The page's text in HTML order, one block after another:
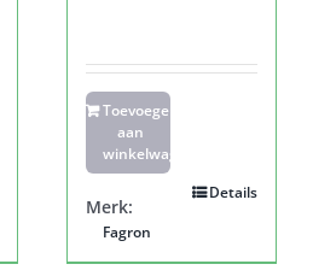
Toevoegen
aan
winkelwagen
Details
Merk:
Fagron